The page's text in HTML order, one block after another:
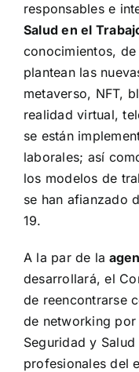
responsables e
Salud en el
conocimientos,
plantean las
metaverso, NFT,
realidad virtual,
se están
laborales; así
los modelos de
se han afianzado
19.
A la par de la
desarrollará, el
de reencontrarse
de networking por
Seguridad y
profesionales del